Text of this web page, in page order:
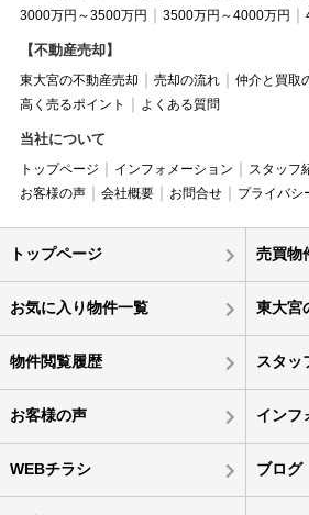
3000万円～3500万円
3500万円～4000万円
【不動産売却】
東大宮の不動産売却 売却の流れ
仲介と買取
高く売るポイント
よくある質問
当社について
トップページ インフォメーション スタッフ
お客様の声
会社概要 お問合せ プライバシ
トップページ 売買物
お気に入り物件一覧 東大宮
物件閲覧履歴 スタッ
お客様の声 インフ
WEBチラシ ブログ